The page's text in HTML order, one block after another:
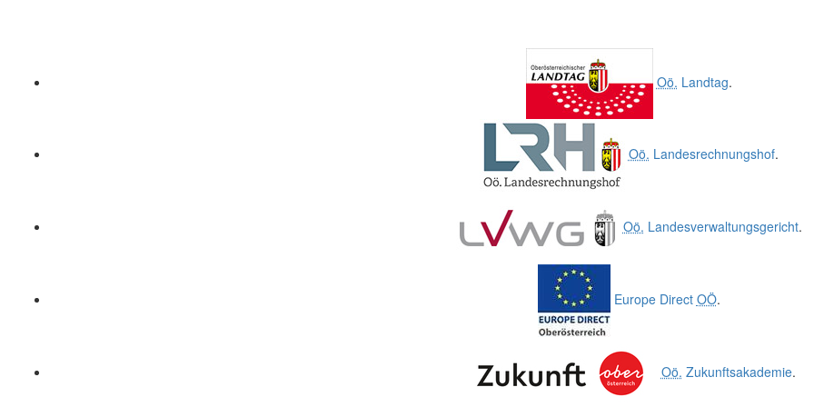
Oö. Landtag.
Oö. Landesrechnungshof.
Oö. Landesverwaltungsgericht.
Europe Direct OÖ.
Oö. Zukunftsakademie.